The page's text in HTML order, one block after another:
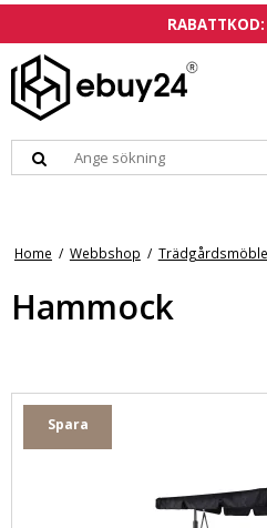
RABATTKOD:
Home / Webbshop /
Hammock
Spara